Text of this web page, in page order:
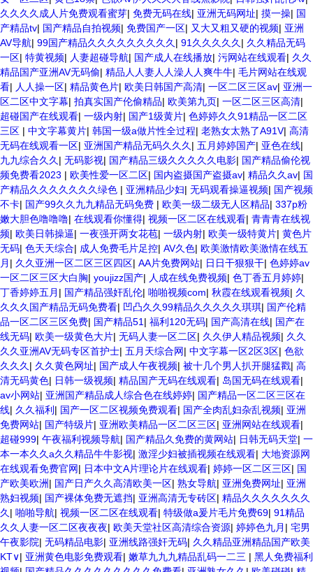
久久久久成人片免费观看蜜芽| 免费无码在线| 亚洲无码网址| 摸一操| 国
产精品tv| 国产精品自拍视频| 免费国产一区| 又大又粗又硬的视频| 亚洲
AV导航| 99国产精品久久久久久久久久久 | 91久久久久久 | 久久精品无码
一区| 特黄视频| 人妻超碰导航| 国产成人在线播放| 污网站在线观看| 久久
精品国产亚洲AV无码偷| 精品人人妻人人澡人人爽牛牛| 毛片网站在线观
看| 人人操一区| 精品黄色片| 欧美日韩国产高清| 一区二区三区av| 亚洲一
区二区中文字幕| 拍真实国产伦偷精品| 欧美第九页| 一区二区三区高清|
超碰国产在线观看| 一级内射| 国产1级黄片| 色婷婷久久91精品一区二区
三区 | 中文字幕黄片| 韩国一级a做片性全过程| 老熟女太熟了A91V| 高清
无码在线观看一区| 亚洲国产精品无码久久久 | 五月婷婷国产| 亚色在线|
九九综合久久 | 无码影视| 国产精品三级久久久久久电影| 国产精品偷伦视
频免费看2023 | 欧美性爱一区二区| 国内盗摄国产盗摄av| 精品久久av| 国
产精品久久久久久久久绿色 | 亚洲精品少妇| 无码观看操逼视频| 国产视频
不卡| 国产99久久九九精品无码免费 | 欧美一级二级无人区精品| 337p粉
嫩大胆色噜噜噜| 在线观看你懂得| 视频一区二区在线观看| 青青青在线视
频| 欧美日韩操逼| 一夜强开两女花苞| 一级内射| 欧美一级特黄片| 黄色片
无码| 色天天综合| 成人免费毛片足控| AV久色| 欧美激情欧美激情在线五
月 | 久久亚洲一区二区三区四区| AA片免费网站| 日日干狠狠干| 色婷婷av
一区二区三区大白胸| youjizz国产| 人成在线免费视频| 色丁香五月婷婷|
丁香婷婷五月 | 国产精品强奸乱伦| 啪啪视频com| 秋霞在线观看视频| 久
久久久国产精品无码免费看| 凹凸久久99精品久久久久久琪琪| 国产伦精
品一区二区三区免费| 国产精品51 | 福利120无码| 国产高清在线| 国产在
线无码| 欧美一级黄色大片| 无码人妻一区二区| 久久伊人精品视频| 久久
久久亚洲AV无码专区首护士| 五月天综合网| 中文字幕一区2区3区| 色欲
久久久 | 久久黄色网址| 国产成人午夜视频| 被十几个男人扒开腿猛戳| 高
清无码黄色| 日韩一级视频| 精品国产无码在线观看| 岛国无码在线观看|
av小网站| 亚洲国产精品成人综合色在线婷婷| 国产精品一区二区三区在
线| 久久福利 | 国产一区二区视频免费观看| 国产全肉乱妇杂乱视频| 亚洲
免费网站| 国产特级片| 亚洲欧美精品一区二区三区| 亚洲网站在线观看|
超碰999| 午夜福利视频导航| 国产精品久免费的黄网站| 日韩无码天堂| 一
本一本久久a久久精品牛牛影视| 激淫少妇被插视频在线观看| 大地资源网
在线观看免费官网| 日本中文A片理论片在线观看| 婷婷一区二区三区| 国
产欧美欧洲| 国产日产久久高清欧美一区| 熟女导航| 亚洲免费网址| 亚洲
熟妇视频| 国产裸体免费无遮挡| 亚洲高清无专砖区| 精品久久久久久久久
久 | 啪啪导航| 视频一区二区在线观看| 特级做a爰片毛片免费69| 91精品
久久人妻一区二区夜夜夜| 欧美天堂社区高清综合资源| 婷婷色九月 | 宅男
午夜影院| 无码精品电影| 亚洲线路强奸无码| 久久精品亚洲精品国产欧美
KT∨| 亚洲黄色电影免费观看| 嫩草九九九精品乱码一二三 | 黑人免费福利